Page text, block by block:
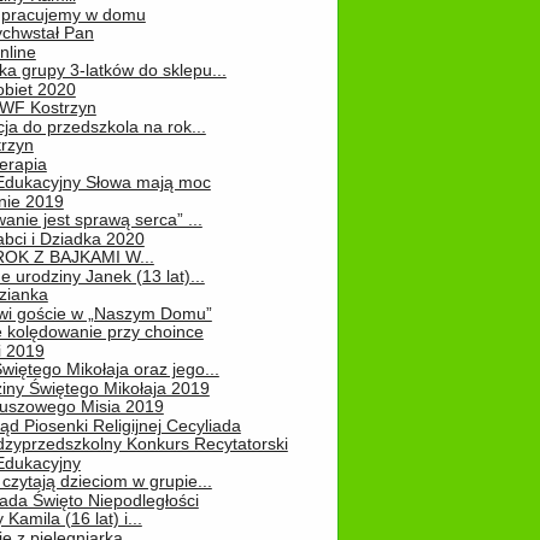
w domu
Pan
grupy 3-latków do sklepu...
2020
Kostrzyn
do przedszkola na rok...
Słowa mają moc
2019
jest sprawą serca” ...
i Dziadka 2020
Z BAJKAMI W...
urodziny Janek (13 lat)...
goście w „Naszym Domu”
kolędowanie przy choince
2019
Mikołaja oraz jego...
Świętego Mikołaja 2019
Misia 2019
Piosenki Religijnej Cecyliada
Konkurs Recytatorski
dzieciom w grupie...
Święto Niepodległości
Kamila (16 lat) i...